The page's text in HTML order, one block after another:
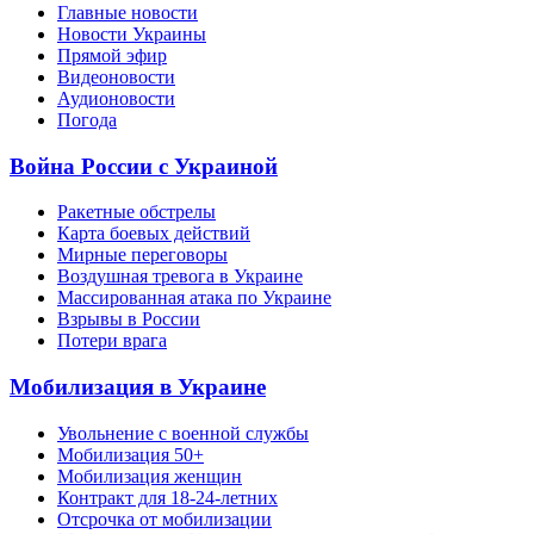
Главные новости
Новости Украины
Прямой эфир
Видеоновости
Аудионовости
Погода
Война России с Украиной
Ракетные обстрелы
Карта боевых действий
Мирные переговоры
Воздушная тревога в Украине
Массированная атака по Украине
Взрывы в России
Потери врага
Мобилизация в Украине
Увольнение с военной службы
Мобилизация 50+
Мобилизация женщин
Контракт для 18-24-летних
Отсрочка от мобилизации